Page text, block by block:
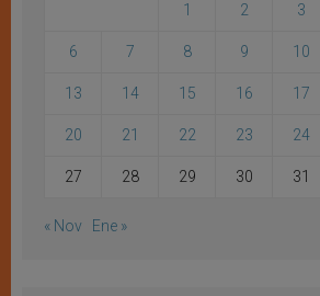
1 2 3
6 7 8 9 10
13 14 15 16 17
20 21 22 23 24
27 28 29 30 31
« Nov Ene »